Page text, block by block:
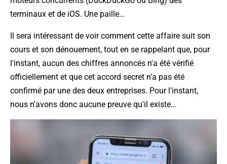
terminaux et de iOS. Une paille…
Il sera intéressant de voir comment cette affaire suit son
cours et son dénouement, tout en se rappelant que, pour
l'instant, aucun des chiffres annoncés n'a été vérifié
officiellement et que cet accord secret n'a pas été
confirmé par une des deux entreprises. Pour l'instant,
nous n'avons donc aucune preuve qu'il existe…